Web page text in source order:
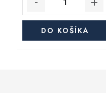
DO KOŠÍKA